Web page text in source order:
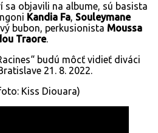
objavili na albume, sú basista
Kandia Fa, Souleymane
bubon, perkusionista Moussa
Traore.
budú môcť vidieť diváci
21. 8. 2022.
Kiss Diouara)